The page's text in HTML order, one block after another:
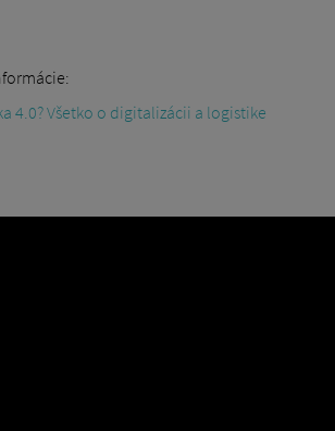
4.0? Všetko o digitalizácii a logistike